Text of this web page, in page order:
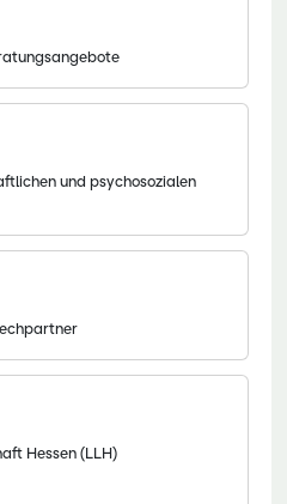
und psychosozialen
Hessen (LLH)